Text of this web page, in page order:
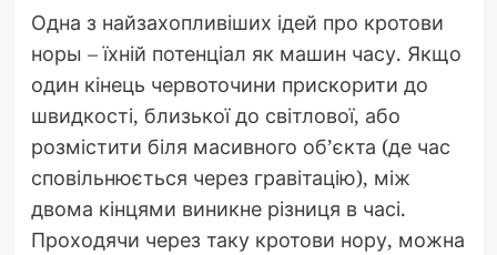
Одна з найзахопливіших ідей про кротови
норы – їхній потенціал як машин часу. Якщо
один кінець червоточини прискорити до
швидкості, близької до світлової, або
розмістити біля масивного об’єкта (де час
сповільнюється через гравітацію), між
двома кінцями виникне різниця в часі.
Проходячи через таку кротови нору, можна